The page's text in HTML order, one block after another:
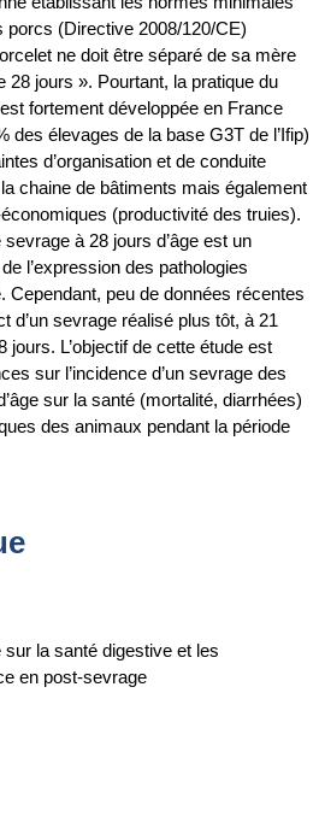
porcs (Directive 2008/120/CE)
ne doit être séparé de sa mère
28 jours ». Pourtant, la pratique du
fortement développée en France
des élevages de la base G3T de l’Ifip)
d’organisation et de conduite
la chaine de bâtiments mais également
(productivité des truies).
à 28 jours d’âge est un
l’expression des pathologies
Cependant, peu de données récentes
d’un sevrage réalisé plus tôt, à 21
jours. L’objectif de cette étude est
sur l’incidence d’un sevrage des
sur la santé (mortalité, diarrhées)
des animaux pendant la période
la santé digestive et les
en post-sevrage